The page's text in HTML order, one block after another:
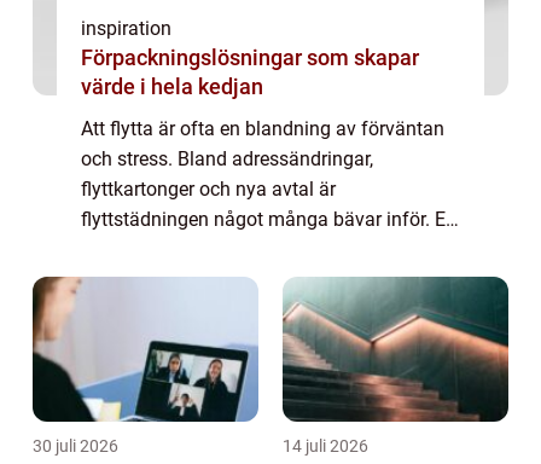
inspiration
Förpackningslösningar som skapar
värde i hela kedjan
Att flytta är ofta en blandning av förväntan
och stress. Bland adressändringar,
flyttkartonger och nya avtal är
flyttstädningen något många bävar inför. En
för att lämna bostaden i godkänt skick,
30 juli 2026 14 juli 2026